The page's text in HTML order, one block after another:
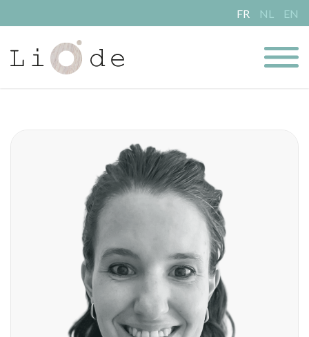
FR NL EN